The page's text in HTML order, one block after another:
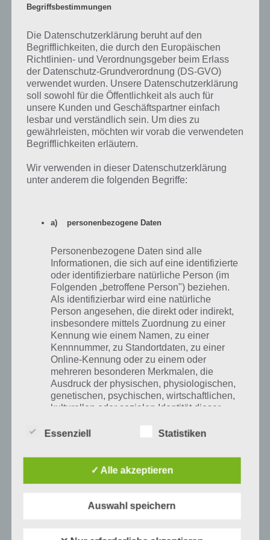
100 DOORS 2 LÖSUNG ALLER LEVEL
width="150"] 100 Doors 2 von MPI Games[/caption]
Hier haben wir die Lösung aller Level für die Spiele
App 100 Doors 2 für Android mit…
DIE SIMPSONS SPRINGFIELD: TIPPS,
TRICKS, CHEATS, FREUNDE
Begriffsbestimmungen
Die Datenschutzerklärung beruht auf den
Begrifflichkeiten, die durch den Europäischen
Richtlinien- und Verordnungsgeber beim Erlass
der Datenschutz-Grundverordnung (DS-GVO)
verwendet wurden. Unsere Datenschutzerklärung
soll sowohl für die Öffentlichkeit als auch für
unsere Kunden und Geschäftspartner einfach
lesbar und verständlich sein. Um dies zu
gewährleisten, möchten wir vorab die verwendeten
Begrifflichkeiten erläutern.
Wir verwenden in dieser Datenschutzerklärung
unter anderem die folgenden Begriffe:
a) personenbezogene Daten
Personenbezogene Daten sind alle
Informationen, die sich auf eine identifizierte
oder identifizierbare natürliche Person (im
Folgenden „betroffene Person") beziehen.
Als identifizierbar wird eine natürliche
Person angesehen, die direkt oder indirekt,
insbesondere mittels Zuordnung zu einer
Kennung wie einem Namen, zu einer
Kennnummer, zu Standortdaten, zu einer
Online-Kennung oder zu einem oder
mehreren besonderen Merkmalen, die
Ausdruck der physischen, physiologischen,
genetischen, psychischen, wirtschaftlichen,
kulturellen oder sozialen Identität dieser
kann.
b) betroffene Person
Betroffene Person ist jede identifizierte oder
identifizierbare natürliche Person, deren
Verarbeitung Verantwortlichen verarbeitet
Essenziell Statistiken
✓ Alle akzeptieren
Auswahl speichern